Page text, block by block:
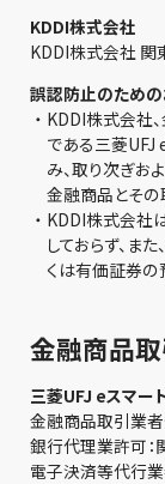
KDDI株式会社
KDDI株式会社 関
誤認防止のため
・ KDDI株式会社
である三菱UFJ
み、取り次ぎお
金融商品とその
・ KDDI株式会社
しておらず、ま
くは有価証券の
金融商品
三菱UFJ eスマー
金融商品取引業者
銀行代理業許可：
電子決済等代行業